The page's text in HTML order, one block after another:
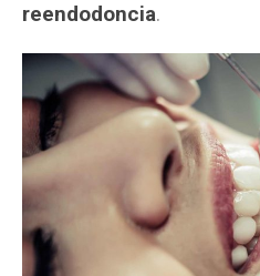
reendodoncia.